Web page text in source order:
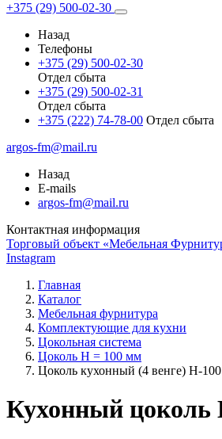
+375 (29) 500-02-30
Назад
Телефоны
+375 (29) 500-02-30
Отдел сбыта
+375 (29) 500-02-31
Отдел сбыта
+375 (222) 74-78-00 Отдел сбыта
argos-fm@mail.ru
Назад
E-mails
argos-fm@mail.ru
Контактная информация
Торговый объект «Мебельная
Instagram
Главная
Каталог
Мебельная фурнитура
Комплектующие для кухни
Цокольная система
Цоколь H = 100 мм
Цоколь кухонный (4 венге) Н-
Кухонный цоколь